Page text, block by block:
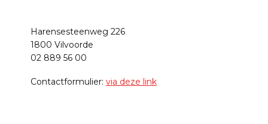
Harensesteenweg 226
1800 Vilvoorde
02 889 56 00
Contactformulier: via deze link